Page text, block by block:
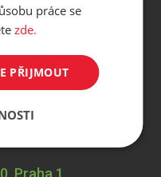
Praha 1
práce se
zde.
PŘIJMOUT